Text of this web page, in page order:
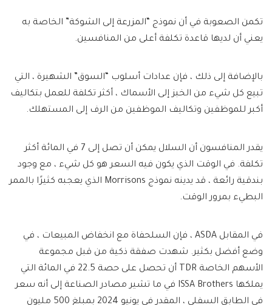
تكمن الصعوبة في أن نموذج “المزرعة إلى الشوكة” الخاصة به
يعني أن لديها قاعدة تكلفة أعلى من المنافسين.
بالإضافة إلى ذلك ، فإن عدادات أسلوب “السوق” الشهيرة ، التي
تبيع كل شيء من الخبز إلى الأسماك ، أكثر تكلفة للعمل بتكاليف
أكبر للموظفين وتكاليف الموظفين من الرف إلى المستهلك.
يقدر المنافسون أن السلال يمكن أن تصل إلى 7 في المائة أكثر
تكلفة. في الوقت الذي يكون فيه السعر هو كل شيء ، مع وجود
بندقية رائعة ، قد يدينه نموذج Morrisons الذي يعجبه كثيرًا بالممر
البطيء بمرور الوقت.
في المقابل ASDA ، فإن السلحفاة مع انخفاض المبيعات ، في
وضع أفضل بكثير. شهدت صفقة ذكية من قبل مجموعة
الأسهم الخاصة TDR أن تحصل على حصة 22.5 في المائة التي
يملكها ISSA Brothers في ما تشير مصادر الصناعة إلى أنه سعر
في الطابق السفلي ، المقدر في يونيو 2024 بمبلغ 500 مليون